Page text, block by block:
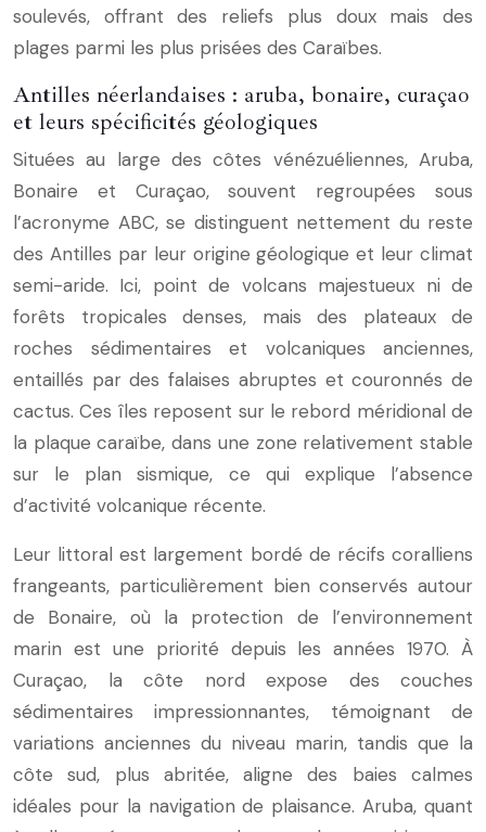
soulevés, offrant des reliefs plus doux mais des
plages parmi les plus prisées des Caraïbes.
Antilles néerlandaises : aruba, bonaire, curaçao
et leurs spécificités géologiques
Situées au large des côtes vénézuéliennes, Aruba,
Bonaire et Curaçao, souvent regroupées sous
l’acronyme ABC, se distinguent nettement du reste
des Antilles par leur origine géologique et leur climat
semi-aride. Ici, point de volcans majestueux ni de
forêts tropicales denses, mais des plateaux de
roches sédimentaires et volcaniques anciennes,
entaillés par des falaises abruptes et couronnés de
cactus. Ces îles reposent sur le rebord méridional de
la plaque caraïbe, dans une zone relativement stable
sur le plan sismique, ce qui explique l’absence
d’activité volcanique récente.
Leur littoral est largement bordé de récifs coralliens
frangeants, particulièrement bien conservés autour
de Bonaire, où la protection de l’environnement
marin est une priorité depuis les années 1970. À
Curaçao, la côte nord expose des couches
sédimentaires impressionnantes, témoignant de
variations anciennes du niveau marin, tandis que la
côte sud, plus abritée, aligne des baies calmes
idéales pour la navigation de plaisance. Aruba, quant